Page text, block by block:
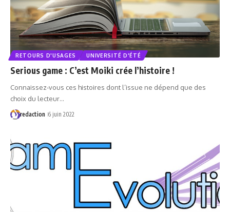
RETOURS D'USAGES UNIVERSITÉ D'ÉTÉ
Serious game : C’est Moiki crée l’histoire !
Connaissez-vous ces histoires dont l’issue ne dépend que des
choix du lecteur…
redaction 6 juin 2022